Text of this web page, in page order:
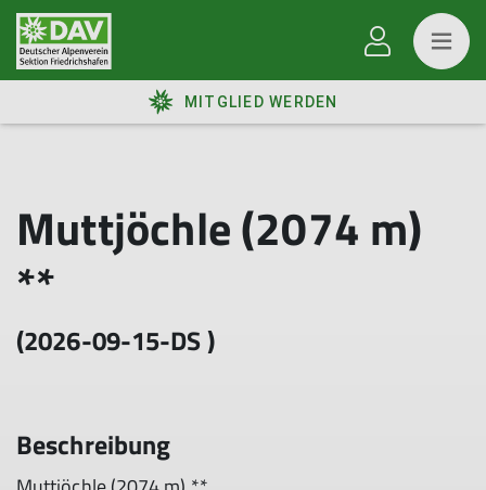
MITGLIED WERDEN
Muttjöchle (2074 m)
**
(2026-09-15-DS )
Beschreibung